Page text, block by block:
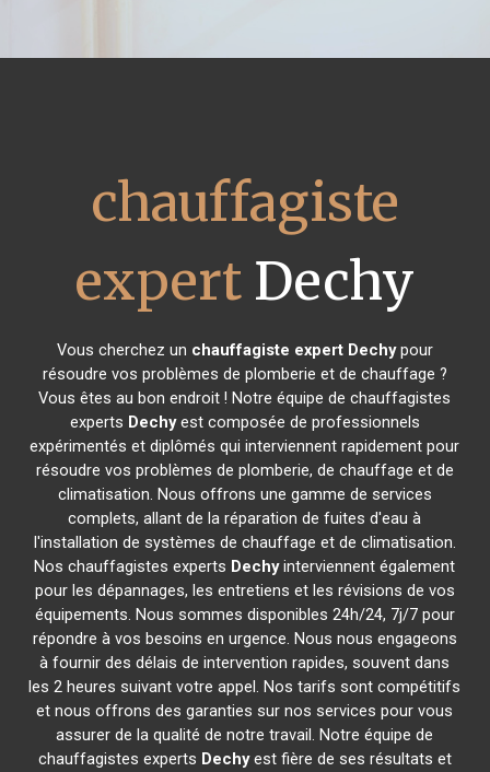
chauffagiste
expertDechy
Vous cherchez un chauffagiste expert Dechypour
résoudre vos problèmes de plomberie et de chauffage ?
Vous êtes au bon endroit ! Notre équipe de chauffagistes
experts Dechyest composée de professionnels
expérimentés et diplômés qui interviennent rapidement pour
résoudre vos problèmes de plomberie, de chauffage et de
climatisation. Nous offrons une gamme de services
complets, allant de la réparation de fuites d'eau à
l'installation de systèmes de chauffage et de climatisation.
Nos chauffagistes experts Dechyinterviennent également
pour les dépannages, les entretiens et les révisions de vos
équipements. Nous sommes disponibles 24h/24, 7j/7 pour
répondre à vos besoins en urgence. Nous nous engageons
à fournir des délais de intervention rapides, souvent dans
les 2 heures suivant votre appel. Nos tarifs sont compétitifs
et nous offrons des garanties sur nos services pour vous
assurer de la qualité de notre travail. Notre équipe de
chauffagistes experts Dechyest fière de ses résultats et